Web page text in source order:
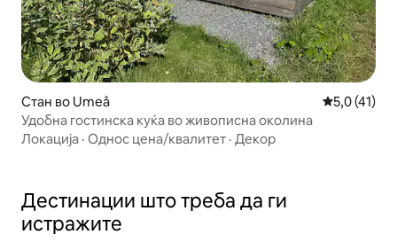
Стан во Umeå Просечна
5,0 (41)
Удобна гостинска куќа во живописна околина
Локација · Однос цена/квалитет · Декор
Дестинации што треба да ги
истражите